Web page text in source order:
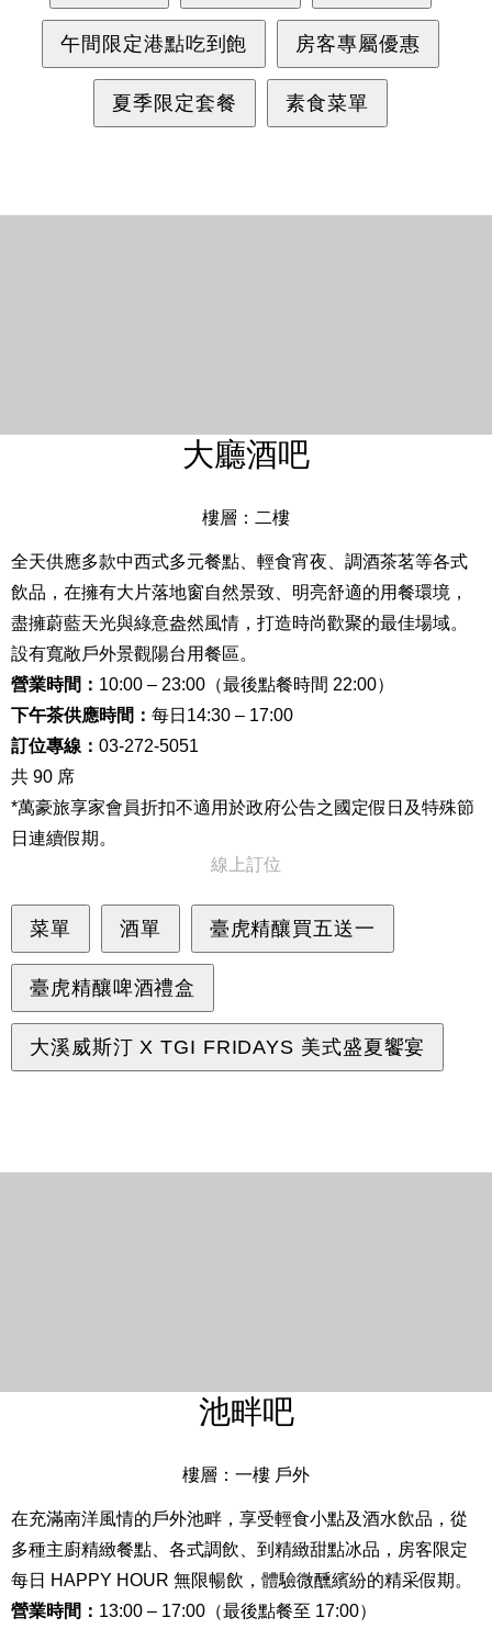
English 繁體中文
午間限定港點吃到飽 房客專屬優惠
夏季限定套餐 素食菜單
大廳酒吧
樓層：二樓
全天供應多款中西式多元餐點、輕食宵夜、調酒茶茗等各式
飲品，在擁有大片落地窗自然景致、明亮舒適的用餐環境，
盡擁蔚藍天光與綠意盎然風情，打造時尚歡聚的最佳場域。
設有寬敞戶外景觀陽台用餐區。
營業時間： 10:00 – 23:00（最後點餐時間 22:00）
下午茶供應時間： 每日14:30 – 17:00
訂位專線： 03-272-5051
共 90 席
*萬豪旅享家會員折扣不適用於政府公告之國定假日及特殊節
日連續假期。
線上訂位
菜單 酒單 臺虎精釀買五送一
臺虎精釀啤酒禮盒
大溪威斯汀 X TGI FRIDAYS 美式盛夏饗宴
池畔吧
樓層：一樓 戶外
在充滿南洋風情的戶外池畔，享受輕食小點及酒水飲品，從
多種主廚精緻餐點、各式調飲、到精緻甜點冰品，房客限定
每日 HAPPY HOUR 無限暢飲，體驗微醺繽紛的精采假期。
營業時間： 13:00 – 17:00（最後點餐至 17:00）